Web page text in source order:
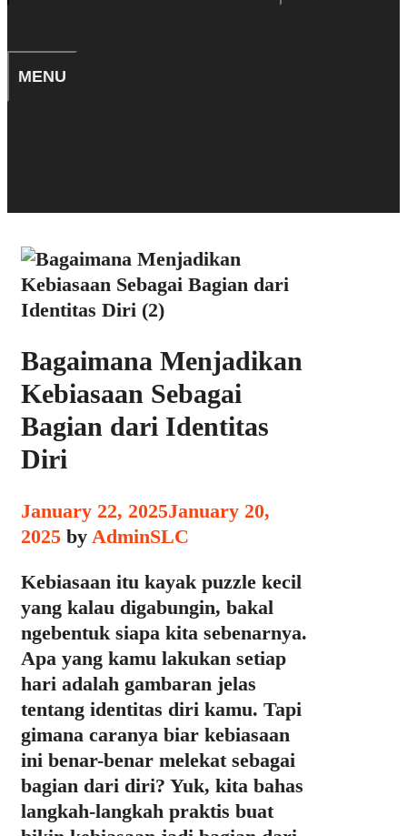
MENU
Bagaimana Menjadikan
Kebiasaan Sebagai
Bagian dari Identitas
Diri
January 22, 2025January 20,
2025 by AdminSLC
Kebiasaan itu kayak puzzle kecil
yang kalau digabungin, bakal
ngebentuk siapa kita sebenarnya.
Apa yang kamu lakukan setiap
hari adalah gambaran jelas
tentang identitas diri kamu. Tapi
gimana caranya biar kebiasaan
ini benar-benar melekat sebagai
bagian dari diri? Yuk, kita bahas
langkah-langkah praktis buat